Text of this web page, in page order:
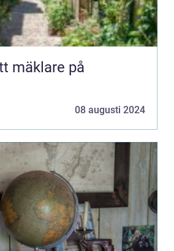
mäklare på
08 augusti 2024